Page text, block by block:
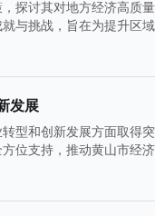
探讨其对地方经济高质
与挑战，旨在为提升区
发展
型和创新发展方面取得
位支持，推动黄山市经